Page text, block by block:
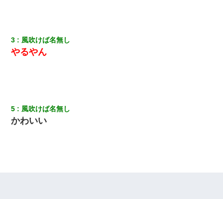
3 風吹けば名無し
やるやん
5 風吹けば名無し
かわいい